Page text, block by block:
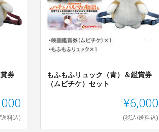
券
料込)
もふもふリュック（青）＆鑑賞券
（ムビチケ）セット
¥6,000
(税込/送料込)